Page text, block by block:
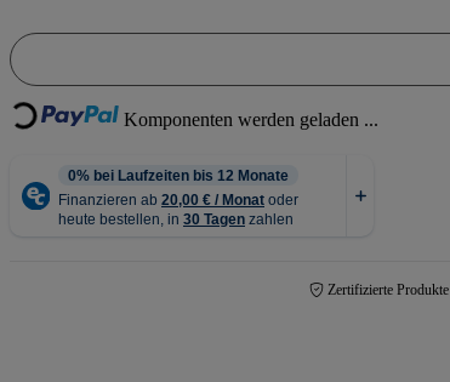
Loading... Komponenten werden geladen ...
Zertifizierte Produkte